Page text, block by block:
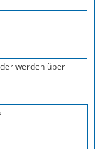
werden über